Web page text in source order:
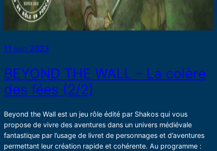
11 juin 2023
BEYOND THE WALL – La colère
des fées (2/2)
Beyond the Wall est un jeu rôle édité par Shakos qui vous
propose de vivre des aventures dans un univers médiévale
fantastique par l’usage de livret de personnages et d’aventures
permettant leur création rapide et cohérente. Au programme :